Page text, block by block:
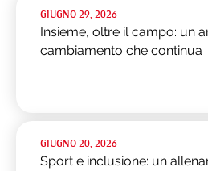
GIUGNO 29, 2026
Insieme, oltre il campo: un
cambiamento che continua
GIUGNO 20, 2026
Sport e inclusione: un